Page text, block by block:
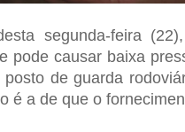
segunda-feira
pode causar baixa
de guarda
é a de que o